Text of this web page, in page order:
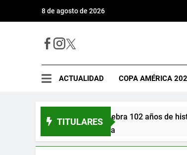
8 de agosto de 2026
ACTUALIDAD COPA AMÉRICA
TITULARES
Universitario celebra 102 años de
ayer